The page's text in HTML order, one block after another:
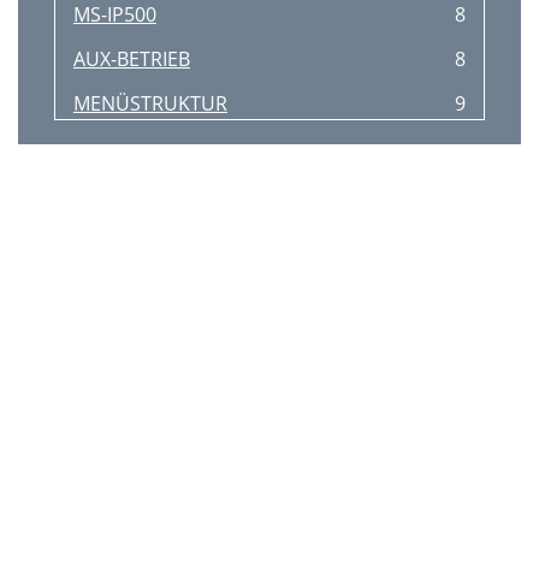
MS-IP500
8
AUX-BETRIEB
8
MENÜSTRUKTUR
9
BEREICHSBEDIENUNG
9